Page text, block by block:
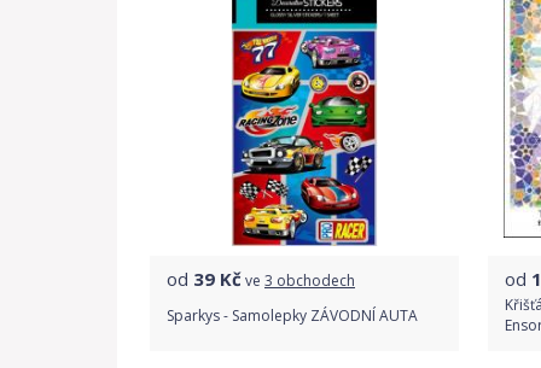
od 39 Kčve 3 obchodech
Sparkys - Samolepky ZÁVODNÍ AUTA
od